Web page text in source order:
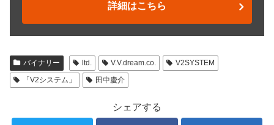
詳細はこちら
バイナリー ltd. V.V.dream.co.
V2SYSTEM
「V2システム」
田中慶介
シェアする